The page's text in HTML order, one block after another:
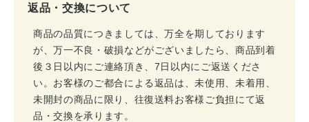
返品・交換について
商品の品質につきましては、万全を期しております
が、万一不良・破損などがございましたら、商品到着
後３日以内にご連絡頂き、7日以内にご返送くださ
い。お客様のご都合による返品は、未使用、未着用、
未開封の商品に限り、往復送料お客様ご負担にて返
品・交換を承ります。